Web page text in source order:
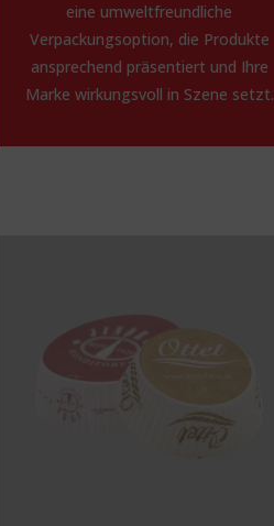
eine umweltfreundliche
Verpackungsoption, die Produkte
ansprechend präsentiert und Ihre
Marke wirkungsvoll in Szene setzt.